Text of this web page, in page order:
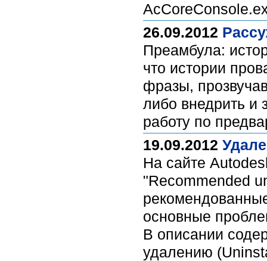
26.09.2012
Преамбула:
что истории
фразы,
либо внедрить и
работу по
19.09.2012
На сайте
"Recommended
основные
В описании
удалению